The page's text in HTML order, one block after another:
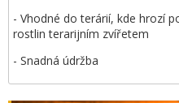
- Vhodné do terárií, kde hrozí
rostlin terarijním zvířetem
- Snadná údržba